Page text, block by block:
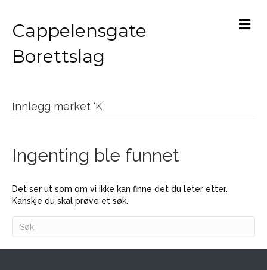
Cappelensgate
Borettslag
Innlegg merket ‘K’
Ingenting ble funnet
Det ser ut som om vi ikke kan finne det du leter etter.
Kanskje du skal prøve et søk.